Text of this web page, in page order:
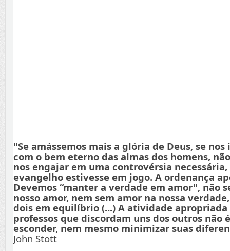
"Se amássemos mais a glória de Deus, se
com o bem eterno das almas dos homens,
nos engajar em uma controvérsia
evangelho estivesse em jogo. A ordenança
Devemos “manter a verdade em amor", não
nosso amor, nem sem amor na nossa
dois em equilíbrio (...) A atividade apropriada
professos que discordam uns dos outros não
esconder, nem mesmo minimizar suas
John Stott